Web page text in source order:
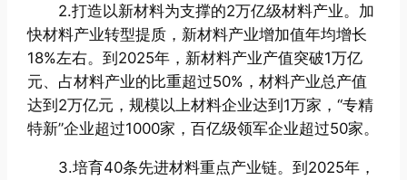
2.打造以新材料为支撑的2万亿级材料产业。加
快材料产业转型提质，新材料产业增加值年均增长
18%左右。到2025年，新材料产业产值突破1万亿
元、占材料产业的比重超过50%，材料产业总产值
达到2万亿元，规模以上材料企业达到1万家，“专精
特新”企业超过1000家，百亿级领军企业超过50家。
3.培育40条先进材料重点产业链。到2025年，